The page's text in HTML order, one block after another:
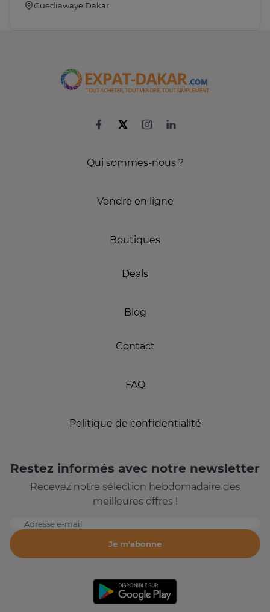
Guediawaye Dakar
Qui sommes-nous ?
Vendre en ligne
Boutiques
Deals
Blog
Contact
FAQ
Politique de confidentialité
Restez informés avec notre newsletter
Recevez notre sélection hebdomadaire des
meilleures offres !
Adresse e-mail
Je m'abonne